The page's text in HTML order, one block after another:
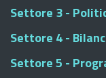
Settore 3 -
Settore 4 -
Settore 5 -